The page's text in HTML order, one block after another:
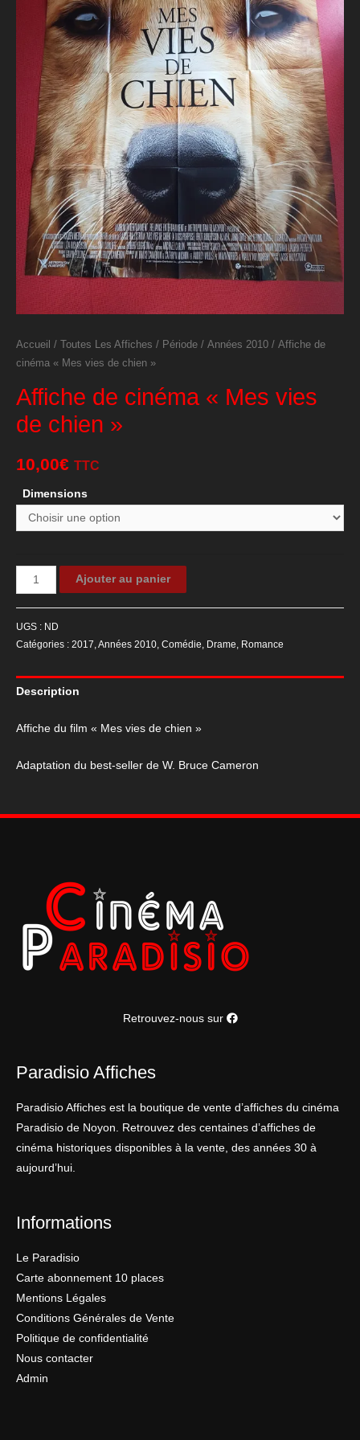
Accueil / Toutes Les Affiches / Période / Années 2010 / Affiche de
cinéma « Mes vies de chien »
Affiche de cinéma « Mes vies
de chien »
10,00€ TTC
Dimensions
quantité
de
"Mes
vies
chien"
Ajouter au panier
UGS : ND
Catégories : 2017,Années 2010, Comédie, Drame, Romance
Description
Affiche du film « Mes vies de chien »
Adaptation du best-seller de W. Bruce Cameron
Retrouvez-nous sur
Paradisio Affiches
Paradisio Affiches est la boutique de vente d’affiches du cinéma
Paradisio de Noyon. Retrouvez des centaines d’affiches de
cinéma historiques disponibles à la vente, des années 30 à
aujourd’hui.
Informations
Le Paradisio
Carte abonnement 10 places
Mentions Légales
Conditions Générales de Vente
Politique de confidentialité
Nous contacter
Admin